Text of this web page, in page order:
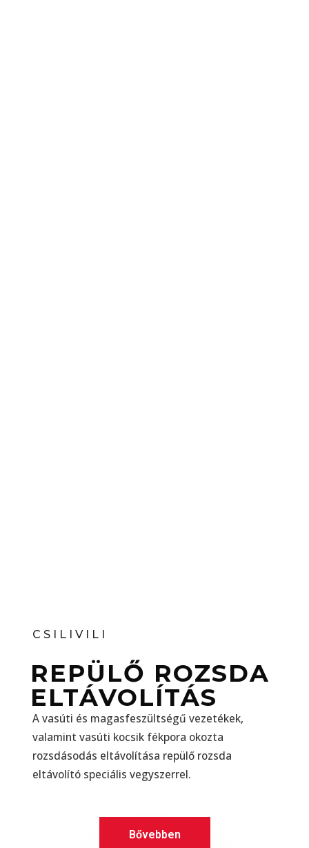
CSILIVILI
REPÜLŐ ROZSDA
ELTÁVOLÍTÁS
A vasúti és magasfeszültségű vezetékek,
valamint vasúti kocsik fékpora okozta
rozsdásodás eltávolítása repülő rozsda
eltávolító speciális vegyszerrel.
Bővebben